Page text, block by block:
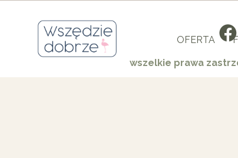
OFERTA
wszelkie prawa